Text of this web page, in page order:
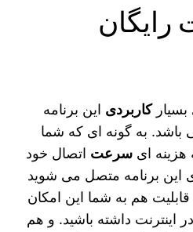
بسیارکاربردی این برنامه
به گونه ای که شما
هزینه‌ ایسرعت اتصال خود
این برنامه متصل می‌ شوید
قابلیت هم به شما این امکان
اینترنت داشته باشید. و هم